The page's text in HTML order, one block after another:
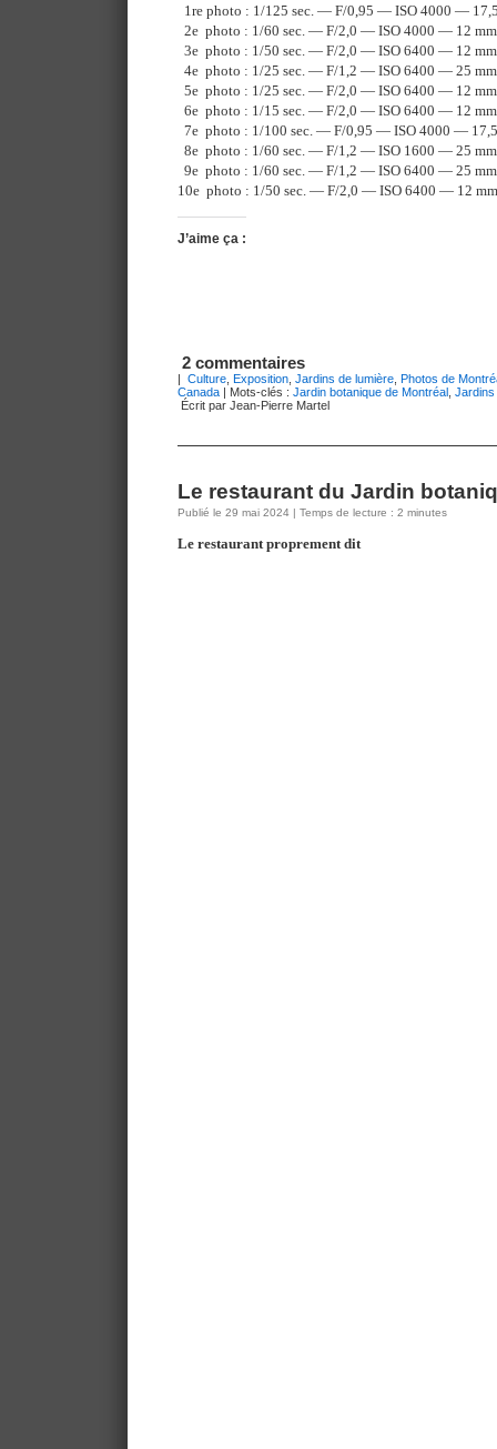
1re photo : 1/125 sec. — F/0,95 — ISO 4000 —
2e photo : 1/60 sec. — F/2,0 — ISO 4000 — 12 mm
3e photo : 1/50 sec. — F/2,0 — ISO 6400 — 12 mm
4e photo : 1/25 sec. — F/1,2 — ISO 6400 — 25 mm
5e photo : 1/25 sec. — F/2,0 — ISO 6400 — 12 mm
6e photo : 1/15 sec. — F/2,0 — ISO 6400 — 12 mm
7e photo : 1/100 sec. — F/0,95 — ISO 4000 —
8e photo : 1/60 sec. — F/1,2 — ISO 1600 — 25 mm
9e photo : 1/60 sec. — F/1,2 — ISO 6400 — 25 mm
10e photo : 1/50 sec. — F/2,0 — ISO 6400 — 12 mm
J’aime ça :
2 commentaires
| Culture Exposition Jardins de lumière Photos de
Canada | Mots-clés : Jardin botanique de Montréal Jardins
Écrit par Jean-Pierre Martel
Le restaurant du Jardin
Publié le 29 mai 2024 | Temps de lecture : 2 minutes
Le restaurant proprement dit